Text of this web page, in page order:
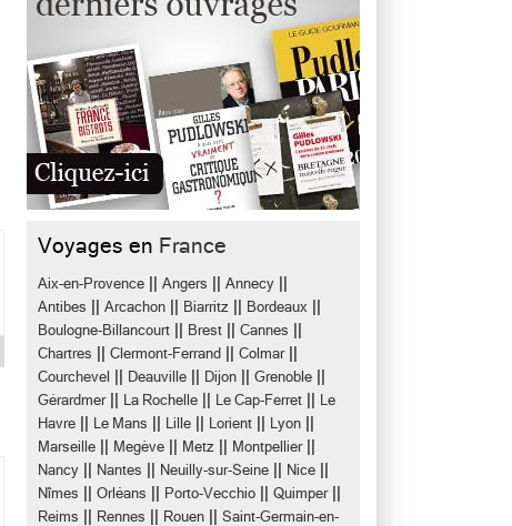
Voyages en France
Aix-en-Provence Angers Annecy
Antibes Arcachon Biarritz Bordeaux
Boulogne-Billancourt Brest Cannes
Chartres Clermont-Ferrand Colmar||
Courchevel Deauville Dijon Grenoble
Gérardmer|| La Rochelle Le Cap-Ferret
Le
Havre
Le Mans Lille Lorient Lyon
Marseille Megève Metz Montpellier||
Nancy Nantes Neuilly-sur-Seine Nice
Nîmes Orléans Porto-Vecchio Quimper||
Reims Rennes Rouen
Saint-Germain-en-